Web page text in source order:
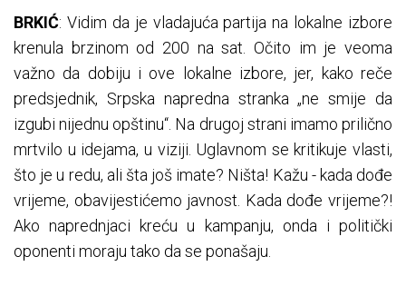
BRKIĆ: Vidim da je vladajuća partija na lokalne izbore
krenula brzinom od 200 na sat. Očito im je veoma
važno da dobiju i ove lokalne izbore, jer, kako reče
predsjednik, Srpska napredna stranka „ne smije da
izgubi nijednu opštinu“. Na drugoj strani imamo prilično
mrtvilo u idejama, u viziji. Uglavnom se kritikuje vlasti,
što je u redu, ali šta još imate? Ništa! Kažu - kada dođe
vrijeme, obavijestićemo javnost. Kada dođe vrijeme?!
Ako naprednjaci kreću u kampanju, onda i politički
oponenti moraju tako da se ponašaju.